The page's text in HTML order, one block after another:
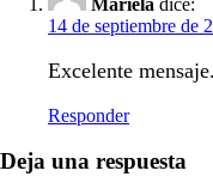
14 de septiembre de
Excelente
Responder
Deja una respuesta